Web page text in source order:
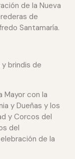
de la Nueva
de
Santamaría.
brindis de
Mayor con la
y Dueñas y los
y Corcos del
del
de la